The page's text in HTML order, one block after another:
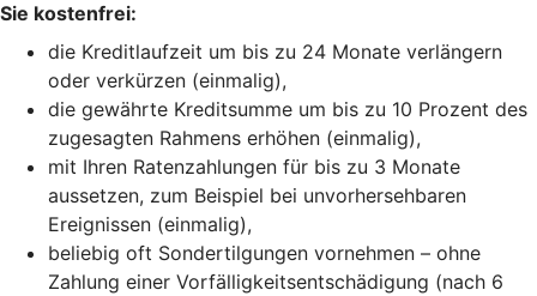
Sie kostenfrei:
die Kreditlaufzeit um bis zu 24 Monate verlängern
oder verkürzen (einmalig),
die gewährte Kreditsumme um bis zu 10 Prozent des
zugesagten Rahmens erhöhen (einmalig),
mit Ihren Ratenzahlungen für bis zu 3 Monate
aussetzen, zum Beispiel bei unvorhersehbaren
Ereignissen (einmalig),
beliebig oft Sondertilgungen vornehmen – ohne
Zahlung einer Vorfälligkeitsentschädigung (nach 6